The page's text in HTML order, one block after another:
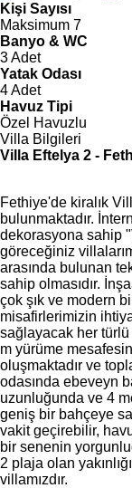
Kişi Sayısı
Maksimum 7
Banyo & WC
3 Adet
Yatak Odası
4 Adet
Havuz Tipi
Özel Havuzlu
Villa Bilgileri
Villa Eftelya 2 -
Fethiye'de kiralık
bulunmaktadır.
dekorasyona sahip
göreceğiniz
arasında bulunan
sahip olmasıdır.
çok şık ve modern
misafirlerimizin
sağlayacak her türlü
m yürüme
oluşmaktadır ve
odasında ebeveyn
uzunluğunda ve 4
geniş bir bahçeye
vakit geçirebilir,
bir senenin
2 plaja olan
villamızdır.